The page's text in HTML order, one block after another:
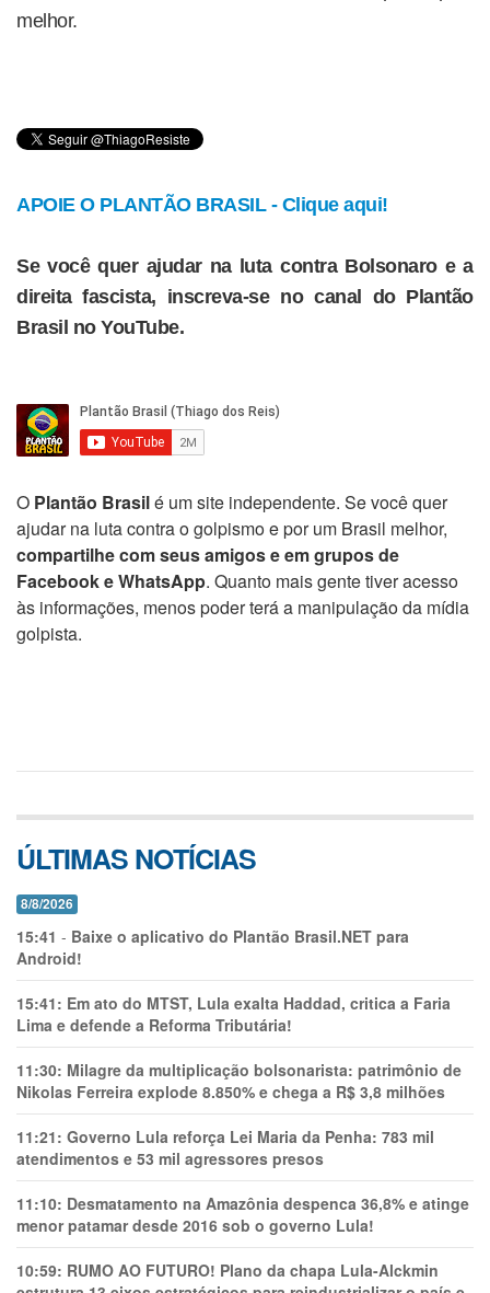
melhor.
APOIE O PLANTÃO BRASIL - Clique aqui!
Se você quer ajudar na luta contra Bolsonaro e a
direita fascista, inscreva-se no canal do Plantão
Brasil no YouTube.
O Plantão Brasilé um site independente. Se você quer
ajudar na luta contra o golpismo e por um Brasil melhor,
compartilhe com seus amigos e em grupos de
Facebook e WhatsApp. Quanto mais gente tiver acesso
às informações, menos poder terá a manipulação da mídia
golpista.
ÚLTIMAS NOTÍCIAS
8/8/2026
15:41 - Baixe o aplicativo do Plantão Brasil.NET para
Android!
15:41: Em ato do MTST, Lula exalta Haddad, critica a Faria
Lima e defende a Reforma Tributária!
11:30: Milagre da multiplicação bolsonarista: patrimônio de
Nikolas Ferreira explode 8.850% e chega a R$ 3,8 milhões
11:21: Governo Lula reforça Lei Maria da Penha: 783 mil
atendimentos e 53 mil agressores presos
11:10: Desmatamento na Amazônia despenca 36,8% e atinge
menor patamar desde 2016 sob o governo Lula!
10:59: RUMO AO FUTURO! Plano da chapa Lula-Alckmin